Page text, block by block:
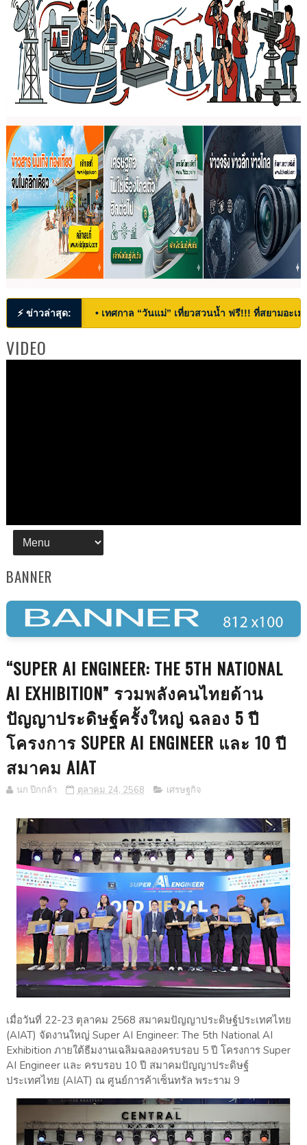
⚡ ข่าวล่าสุด: • เทศกาล “วันแม่” เที่ยวสวนน้ำ ฟรี!!! ที่สยามอะ
VIDEO
BANNER
“SUPER AI ENGINEER: THE 5TH NATIONAL
AI EXHIBITION” รวมพลังคนไทยด้าน
ปัญญาประดิษฐ์ครั้งใหญ่ ฉลอง 5 ปี
โครงการ SUPER AI ENGINEER และ 10 ปี
สมาคม AIAT
นก ปีกกล้า ตุลาคม 24, 2568 เศรษฐกิจ
เมื่อวันที่ 22-23 ตุลาคม 2568 สมาคมปัญญาประดิษฐ์ประเทศไทย
(AIAT) จัดงานใหญ่ Super AI Engineer: The 5th National AI
Exhibition ภายใต้ธีมงานเฉลิมฉลองครบรอบ 5 ปี โครงการ Super
AI Engineer และ ครบรอบ 10 ปี สมาคมปัญญาประดิษฐ์
ประเทศไทย (AIAT) ณ ศูนย์การค้าเซ็นทรัล พระราม 9